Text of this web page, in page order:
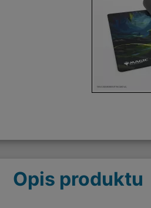
Opis produktu